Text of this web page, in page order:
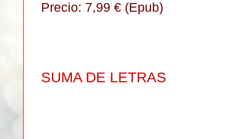
Precio: 7,99 € (Epub)
SUMA DE LETRAS